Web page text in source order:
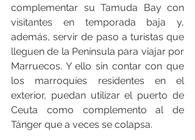
complementar su Tamuda Bay con
visitantes en temporada baja y,
además, servir de paso a turistas que
lleguen de la Península para viajar por
Marruecos. Y ello sin contar con que
los marroquíes residentes en el
exterior, puedan utilizar el puerto de
Ceuta como complemento al de
Tánger que a veces se colapsa.